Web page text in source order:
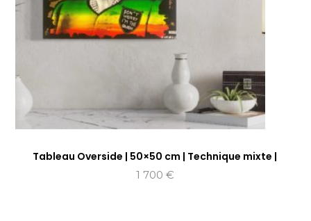
Tableau Overside | 50×50 cm | Technique mixte |
1 700 €